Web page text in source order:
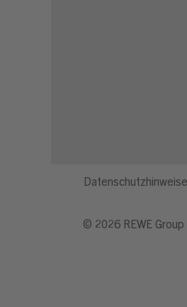
Datenschutzhinweise
© 2026 REWE